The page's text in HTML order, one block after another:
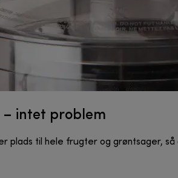
intet problem
plads til hele frugter og grøntsager,